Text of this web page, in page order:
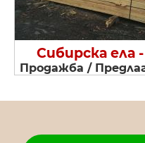
Сибирска ела
Продажба /